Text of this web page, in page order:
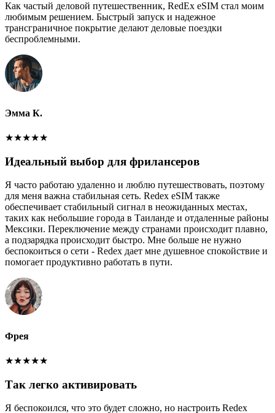
Как частый деловой путешественник, RedEx eSIM стал моим
любимым решением. Быстрый запуск и надежное
трансграничное покрытие делают деловые поездки
беспроблемными.
Эмма К.
★★★★★
Идеальный выбор для фрилансеров
Я часто работаю удаленно и люблю путешествовать, поэтому
для меня важна стабильная сеть. Redex eSIM также
обеспечивает стабильный сигнал в неожиданных местах,
таких как небольшие города в Таиланде и отдаленные районы
Мексики. Переключение между странами происходит плавно,
а подзарядка происходит быстро. Мне больше не нужно
беспокоиться о сети - Redex дает мне душевное спокойствие и
помогает продуктивно работать в пути.
Фрея
★★★★★
Так легко активировать
Я беспокоился, что это будет сложно, но настроить Redex